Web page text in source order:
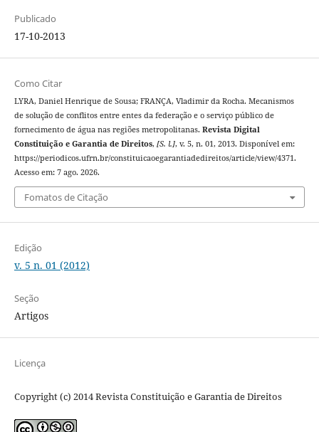
Publicado
17-10-2013
Como Citar
LYRA, Daniel Henrique de Sousa; FRANÇA, Vladimir da Rocha. Mecanismos
de solução de conflitos entre entes da federação e o serviço público de
fornecimento de água nas regiões metropolitanas. Revista Digital
Constituição e Garantia de Direitos, [S. l.], v. 5, n. 01, 2013. Disponível em:
https://periodicos.ufrn.br/constituicaoegarantiadedireitos/article/view/4371.
Acesso em: 7 ago. 2026.
Fomatos de Citação
Edição
v. 5 n. 01 (2012)
Seção
Artigos
Licença
Copyright (c) 2014 Revista Constituição e Garantia de Direitos